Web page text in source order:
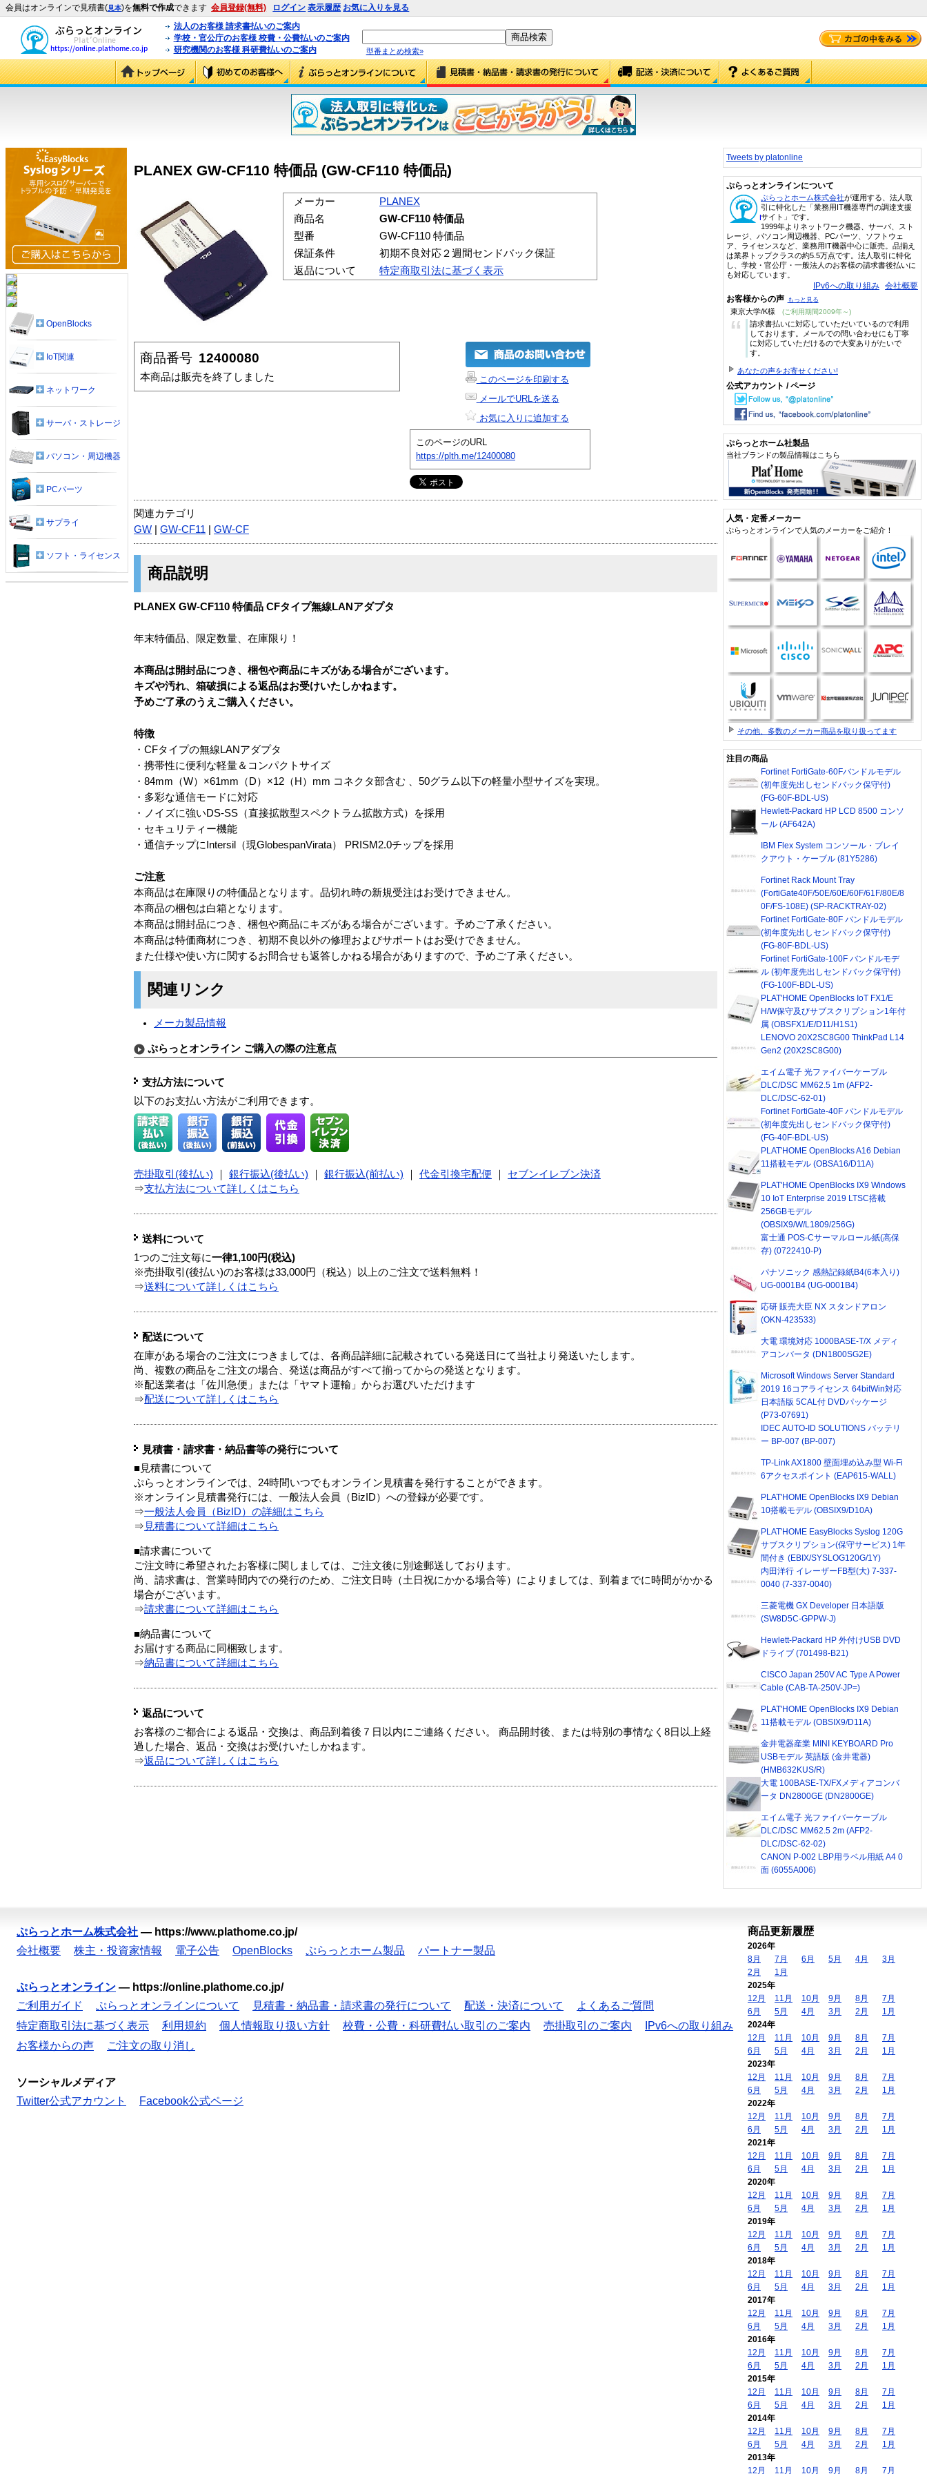
会員はオンラインで見積書(見本)を無料で作成できます 会員登録(無料) ログイン 表示履歴 お気に入りを見る
法人のお客様 請求書払いのご案内
学校・官公庁のお客様 校費・公費払いのご案内
研究機関のお客様 科研費払いのご案内
型番まとめ検索»
PLANEX GW-CF110 特価品 (GW-CF110 特価品)
メーカー
PLANEX
商品名
GW-CF110 特価品
型番
GW-CF110 特価品
保証条件
初期不良対応２週間センドバック保証
返品について
特定商取引法に基づく表示
商品番号 12400080
本商品は販売を終了しました
このページを印刷する
メールでURLを送る
お気に入りに追加する
このページのURL
https://plth.me/12400080
関連カテゴリ
GW
GW-CF11 GW-CF
商品説明
PLANEX GW-CF110 特価品 CFタイプ無線LANアダプタ
年末特価品、限定数量、在庫限り！
本商品は開封品につき、梱包や商品にキズがある場合がございます。
キズや汚れ、箱破損による返品はお受けいたしかねます。
予めご了承のうえご購入ください。
特徴
・CFタイプの無線LANアダプタ
・携帯性に便利な軽量＆コンパクトサイズ
・84mm（W）×61mm（D）×12（H）mm コネクタ部含む 、50グラム以下の軽量小型サイズを実現。
・多彩な通信モードに対応
・ノイズに強いDS-SS（直接拡散型スペクトラム拡散方式）を採用
・セキュリティー機能
・通信チップにIntersil（現GlobespanVirata） PRISM2.0チップを採用
ご注意
本商品は在庫限りの特価品となります。品切れ時の新規受注はお受けできません。
本商品の梱包は白箱となります。
本商品は開封品につき、梱包や商品にキズがある場合がございます。予めご了承ください。
本商品は特価商材につき、初期不良以外の修理およびサポートはお受けできません。
また仕様や使い方に関するお問合せも返答しかねる場合がありますので、予めご了承ください。
関連リンク
メーカ製品情報
ぷらっとオンライン ご購入の際の注意点
支払方法について
以下のお支払い方法がご利用できます。
売掛取引(後払い) 銀行振込(後払い) 銀行振込(前払い) 代金引換宅配便
セブンイレブン決済
⇒支払方法について詳しくはこちら
送料について
1つのご注文毎に一律1,100円(税込)
※売掛取引(後払い)のお客様は33,000円（税込）以上のご注文で送料無料！
⇒送料について詳しくはこちら
配送について
在庫がある場合のご注文につきましては、各商品詳細に記載されている発送日にて当社より発送いたします。
尚、複数の商品をご注文の場合、発送は商品がすべて揃ってからの発送となります。
※配送業者は「佐川急便」または「ヤマト運輸」からお選びいただけます
⇒配送について詳しくはこちら
見積書・請求書・納品書等の発行について
■見積書について
ぷらっとオンラインでは、24時間いつでもオンライン見積書を発行することができます。
※オンライン見積書発行には、一般法人会員（BizID）への登録が必要です。
⇒一般法人会員（BizID）の詳細はこちら
⇒ 見積書について詳細はこちら
■請求書について
ご注文時に希望されたお客様に関しましては、ご注文後に別途郵送しております。
尚、請求書は、営業時間内での発行のため、ご注文日時（土日祝にかかる場合等）によりましては、到着までに時間がかかる
場合がございます。
⇒請求書について詳細はこちら
■納品書について
お届けする商品に同梱致します。
⇒納品書について詳細はこちら
返品について
お客様のご都合による返品・交換は、商品到着後７日以内にご連絡ください。 商品開封後、または特別の事情なく8日以上経
過した場合、返品・交換はお受けいたしかねます。
⇒返品について詳しくはこちら
OpenBlocks
IoT関連
ネットワーク
サーバ・ストレージ
パソコン・周辺機器
PCパーツ
サプライ
ソフト・ライセンス
Tweets by platonline
ぷらっとオンラインについて
ぷらっとホーム株式会社が運用する、法人取
引に特化した「業務用IT機器専門の調達支援
サイト」です。
1999年よりネットワーク機器、サーバ、スト
レージ、パソコン周辺機器、PCパーツ、ソフトウェ
ア、ライセンスなど、業務用IT機器中心に販売。品揃え
は業界トップクラスの約5.5万点です。法人取引に特化
し、学校・官公庁・一般法人のお客様の請求書後払いに
も対応しています。
IPv6への取り組み 会社概要
お客様からの声 もっと見る
東京大学/K様 (ご利用期間2009年～)
“
請求書払いに対応していただいているので利用
しております。メールでの問い合わせにも丁寧
に対応していただけるので大変ありがたいで
す。
あなたの声をお寄せください!
公式アカウント / ページ
ぷらっとホーム社製品
当社ブランドの製品情報はこちら
人気・定番メーカー
ぷらっとオンラインで人気のメーカーをご紹介！
その他、多数のメーカー商品を取り扱ってます
注目の商品
Fortinet FortiGate-60Fバンドルモデル
(初年度先出しセンドバック保守付)
(FG-60F-BDL-US)
Hewlett-Packard HP LCD 8500 コンソ
ール (AF642A)
IBM Flex System コンソール・ブレイ
クアウト・ケーブル (81Y5286)
Fortinet Rack Mount Tray
(FortiGate40F/50E/60E/60F/61F/80E/8
0F/FS-108E) (SP-RACKTRAY-02)
Fortinet FortiGate-80F バンドルモデル
(初年度先出しセンドバック保守付)
(FG-80F-BDL-US)
Fortinet FortiGate-100F バンドルモデ
ル (初年度先出しセンドバック保守付)
(FG-100F-BDL-US)
PLAT'HOME OpenBlocks IoT FX1/E
H/W保守及びサブスクリプション1年付
属 (OBSFX1/E/D11/H1S1)
LENOVO 20X2SC8G00 ThinkPad L14
Gen2 (20X2SC8G00)
エイム電子 光ファイバーケーブル
DLC/DSC MM62.5 1m (AFP2-
DLC/DSC-62-01)
Fortinet FortiGate-40F バンドルモデル
(初年度先出しセンドバック保守付)
(FG-40F-BDL-US)
PLAT'HOME OpenBlocks A16 Debian
11搭載モデル (OBSA16/D11A)
PLAT'HOME OpenBlocks IX9 Windows
10 IoT Enterprise 2019 LTSC搭載
256GBモデル
(OBSIX9/W/L1809/256G)
富士通 POS-Cサーマルロール紙(高保
存) (0722410-P)
パナソニック 感熱記録紙B4(6本入り)
UG-0001B4 (UG-0001B4)
応研 販売大臣 NX スタンドアロン
(OKN-423533)
大電 環境対応 1000BASE-T/X メディ
アコンバータ (DN1800SG2E)
Microsoft Windows Server Standard
2019 16コアライセンス 64bitWin対応
日本語版 5CAL付 DVDパッケージ
(P73-07691)
IDEC AUTO-ID SOLUTIONS バッテリ
ー BP-007 (BP-007)
TP-Link AX1800 壁面埋め込み型 Wi-Fi
6アクセスポイント (EAP615-WALL)
PLAT'HOME OpenBlocks IX9 Debian
10搭載モデル (OBSIX9/D10A)
PLAT'HOME EasyBlocks Syslog 120G
サブスクリプション(保守サービス) 1年
間付き (EBIX/SYSLOG120G/1Y)
内田洋行 イレーザーFB型(大) 7-337-
0040 (7-337-0040)
三菱電機 GX Developer 日本語版
(SW8D5C-GPPW-J)
Hewlett-Packard HP 外付けUSB DVD
ドライブ (701498-B21)
CISCO Japan 250V AC Type A Power
Cable (CAB-TA-250V-JP=)
PLAT'HOME OpenBlocks IX9 Debian
11搭載モデル (OBSIX9/D11A)
金井電器産業 MINI KEYBOARD Pro
USBモデル 英語版 (金井電器)
(HMB632KUS/R)
大電 100BASE-TX/FXメディアコンバ
ータ DN2800GE (DN2800GE)
エイム電子 光ファイバーケーブル
DLC/DSC MM62.5 2m (AFP2-
DLC/DSC-62-02)
CANON P-002 LBP用ラベル用紙 A4 0
面 (6055A006)
ぷらっとホーム株式会社 — https://www.plathome.co.jp/
会社概要
株主・投資家情報 電子公告 OpenBlocks ぷらっとホーム製品 パートナー製品
ぷらっとオンライン — https://online.plathome.co.jp/
ご利用ガイド
ぷらっとオンラインについて 見積書・納品書・請求書の発行について 配送・決済について
よくあるご質問
特定商取引法に基づく表示
利用規約 個人情報取り扱い方針 校費・公費・科研費払い取引のご案内 売掛取引のご案内
IPv6への取り組み
お客様からの声
ご注文の取り消し
ソーシャルメディア
Twitter公式アカウント
Facebook公式ページ
商品更新履歴
2026年
8月
7月 6月 5月 4月
3月
2月
1月
2025年
12月
11月 10月 9月 8月
7月
6月
5月 4月 3月 2月
1月
2024年
12月
11月 10月 9月 8月
7月
6月
5月 4月 3月 2月
1月
2023年
12月
11月 10月 9月 8月
7月
6月
5月 4月 3月 2月
1月
2022年
12月
11月 10月 9月 8月
7月
6月
5月 4月 3月 2月
1月
2021年
12月
11月 10月 9月 8月
7月
6月
5月 4月 3月 2月
1月
2020年
12月
11月 10月 9月 8月
7月
6月
5月 4月 3月 2月
1月
2019年
12月
11月 10月 9月 8月
7月
6月
5月 4月 3月 2月
1月
2018年
12月
11月 10月 9月 8月
7月
6月
5月 4月 3月 2月
1月
2017年
12月
11月 10月 9月 8月
7月
6月
5月 4月 3月 2月
1月
2016年
12月
11月 10月 9月 8月
7月
6月
5月 4月 3月 2月
1月
2015年
12月
11月 10月 9月 8月
7月
6月
5月 4月 3月 2月
1月
2014年
12月
11月 10月 9月 8月
7月
6月
5月 4月 3月 2月
1月
2013年
12月
11月 10月 9月 8月 7月